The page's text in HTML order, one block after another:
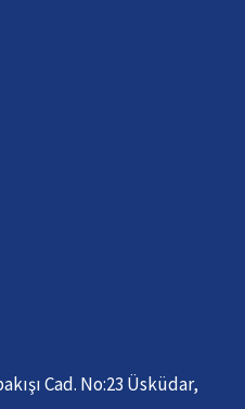
Cad. No:23 Üsküdar,